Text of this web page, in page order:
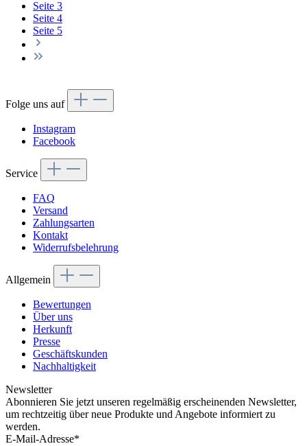
Seite 3
Seite 4
Seite 5
Folge uns auf
Instagram
Facebook
Service
FAQ
Versand
Zahlungsarten
Kontakt
Widerrufsbelehrung
Allgemein
Bewertungen
Über uns
Herkunft
Presse
Geschäftskunden
Nachhaltigkeit
Newsletter
Abonnieren Sie jetzt unseren regelmäßig erscheinenden Newsletter,
um rechtzeitig über neue Produkte und Angebote informiert zu
werden.
E-Mail-Adresse*